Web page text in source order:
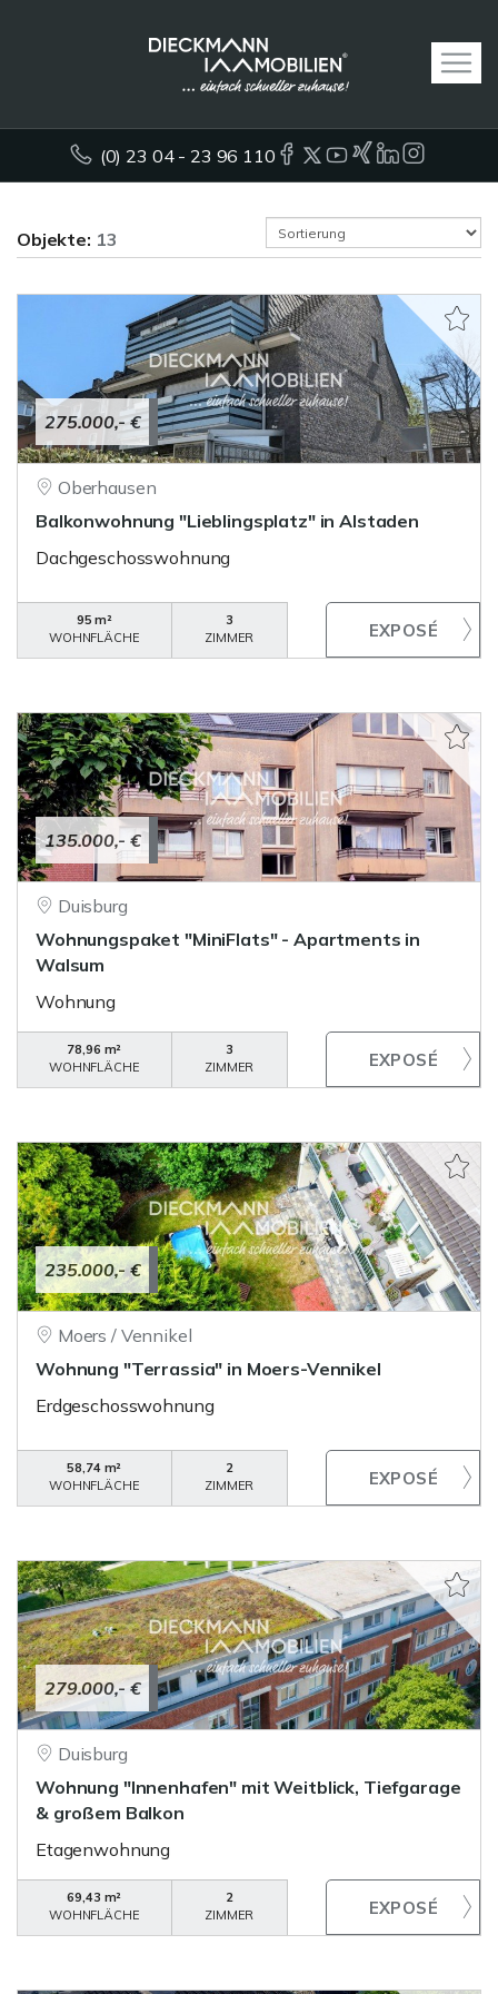
(0) 23 04 - 23 96 110
Objekte: 13
275.000,- €
Oberhausen
Balkonwohnung "Lieblingsplatz" in Alstaden
Dachgeschosswohnung
95 m²
WOHNFLÄCHE
3
ZIMMER
135.000,- €
Duisburg
Wohnungspaket "MiniFlats" - Apartments in
Walsum
Wohnung
78,96 m²
WOHNFLÄCHE
3
ZIMMER
235.000,- €
Moers / Vennikel
Wohnung "Terrassia" in Moers-Vennikel
Erdgeschosswohnung
58,74 m²
WOHNFLÄCHE
2
ZIMMER
279.000,- €
Duisburg
Wohnung "Innenhafen" mit Weitblick, Tiefgarage
& großem Balkon
Etagenwohnung
69,43 m²
WOHNFLÄCHE
2
ZIMMER